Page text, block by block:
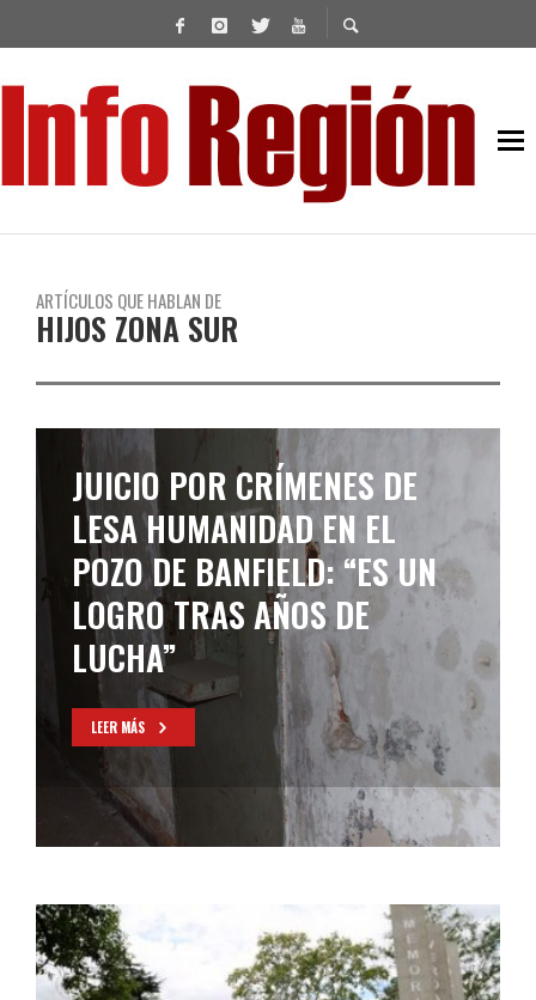
ARTÍCULOS QUE HABLAN DE
HIJOS ZONA SUR
JUICIO POR CRÍMENES DE
LESA HUMANIDAD EN EL
POZO DE BANFIELD: “ES UN
LOGRO TRAS AÑOS DE
LUCHA”
LEER MÁS